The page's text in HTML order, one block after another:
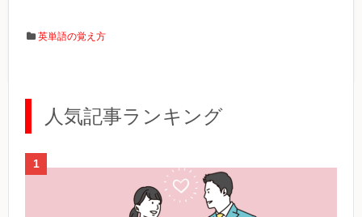
英単語の覚え方
人気記事ランキング
1